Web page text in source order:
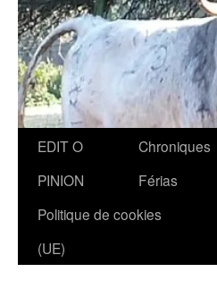
Aller
contenu
EDIT O
PINION
Chroniques
Férias
Politique de cookies
(UE)